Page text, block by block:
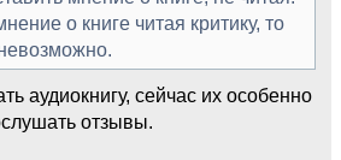
о книге читая критику, то
аудиокнигу, сейчас их особенно
отзывы.